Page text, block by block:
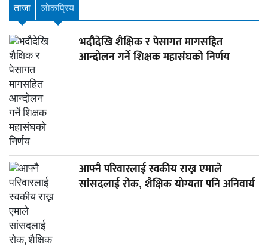
ताजा लाेकप्रिय
भदौदेखि शैक्षिक र पेसागत मागसहित
आन्दोलन गर्ने शिक्षक महासंघको निर्णय
आफ्नै परिवारलाई स्वकीय राख्न एमाले
सांसदलाई रोक, शैक्षिक योग्यता पनि अनिवार्य